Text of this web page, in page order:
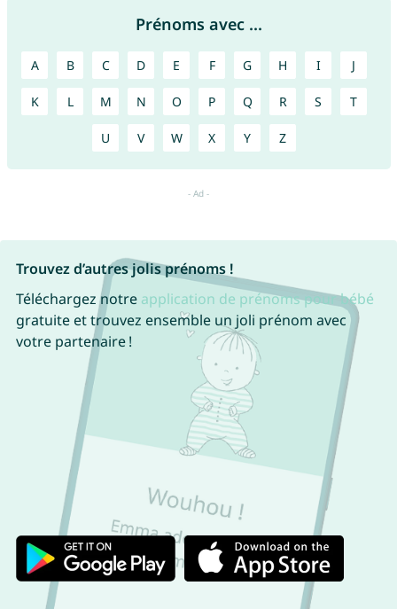
Prénoms avec ...
A B C D E F G H I J
K L M N O P Q R S T
U V W X Y Z
Trouvez d’autres jolis prénoms !
Téléchargez notre application de prénoms pour bébé
gratuite et trouvez ensemble un joli prénom avec
votre partenaire !